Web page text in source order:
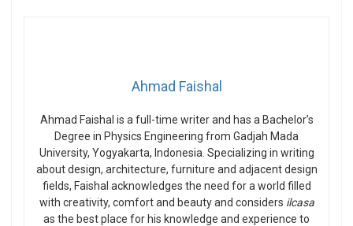
Ahmad Faishal
Ahmad Faishal is a full-time writer and has a Bachelor’s
Degree in Physics Engineering from Gadjah Mada
University, Yogyakarta, Indonesia. Specializing in writing
about design, architecture, furniture and adjacent design
fields, Faishal acknowledges the need for a world filled
with creativity, comfort and beauty and considers ilcasa
as the best place for his knowledge and experience to